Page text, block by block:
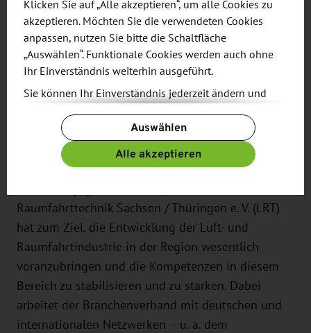
Netzwerk-Partner
Raumfahrttechnik Sachsen / Thüringen e. V. (LRT)
hat zum Ziel, die Entwicklung der Luft- und
Raumfahrtindustrie in der Region wesentlich
voranzubringen und die Kompetenzen in diesem
Bereich zu stabilisieren und zu stärken. Dabei
arbeitet der Branchenverband mit deutschen und
internationalen Netzwerken – u. a. dem
Klicken Sie auf „Alle akzeptieren“, um alle Cookies zu
akzeptieren. Möchten Sie die verwendeten Cookies
anpassen, nutzen Sie bitte die Schaltfläche
„Auswählen“. Funktionale Cookies werden auch ohne
Ihr Einverständnis weiterhin ausgeführt.
Sie können Ihr Einverständnis jederzeit ändern und
Schaltfläche „Cookie-Einstellungen ändern“ zur
Verfügung.
Weitere Informationen finden Sie in unseren
unseremImpressum.
Auswählen
Alle akzeptieren